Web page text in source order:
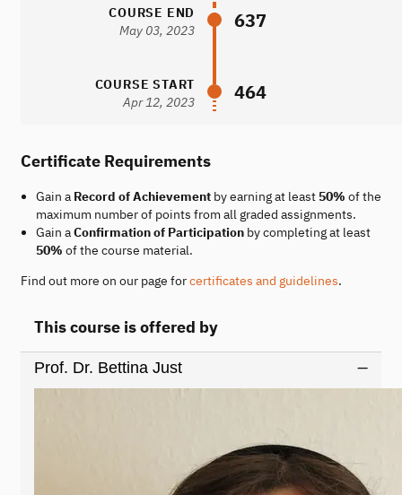
COURSE END
May 03, 2023
637
COURSE START
Apr 12, 2023
464
Certificate Requirements
Gain a Record of Achievementby earning at least 50% of the
maximum number of points from all graded assignments.
Gain aConfirmation of Participationby completing at least
50% of the course material.
Find out more on our page forcertificates and guidelines.
This course is offered by
Prof. Dr. Bettina Just